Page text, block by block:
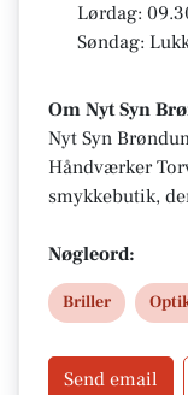
Lørdag:
Søndag:
Om Nyt Syn
Nyt Syn
Håndværker
smykkebutik,
kontaktlinser,
også
Butikken
hvilket gør den
Nøgleord:
Briller
Send email